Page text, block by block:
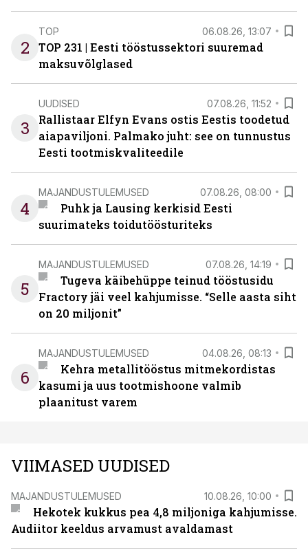
2
TOP 06.08.26, 13:07
TOP 231 | Eesti tööstussektori suuremad
maksuvõlglased
3
UUDISED 07.08.26, 11:52
Rallistaar Elfyn Evans ostis Eestis toodetud
aiapaviljoni. Palmako juht: see on tunnustus
Eesti tootmiskvaliteedile
4
MAJANDUSTULEMUSED 07.08.26, 08:00
Puhk ja Lausing kerkisid Eesti
suurimateks toidutöösturiteks
5
MAJANDUSTULEMUSED 07.08.26, 14:19
Tugeva käibehüppe teinud tööstusidu
Fractory jäi veel kahjumisse. “Selle aasta siht
on 20 miljonit”
6
MAJANDUSTULEMUSED 04.08.26, 08:13
Kehra metallitööstus mitmekordistas
kasumi ja uus tootmishoone valmib
plaanitust varem
VIIMASED UUDISED
MAJANDUSTULEMUSED 10.08.26, 10:00
Hekotek kukkus pea 4,8 miljoniga kahjumisse.
Audiitor keeldus arvamust avaldamast